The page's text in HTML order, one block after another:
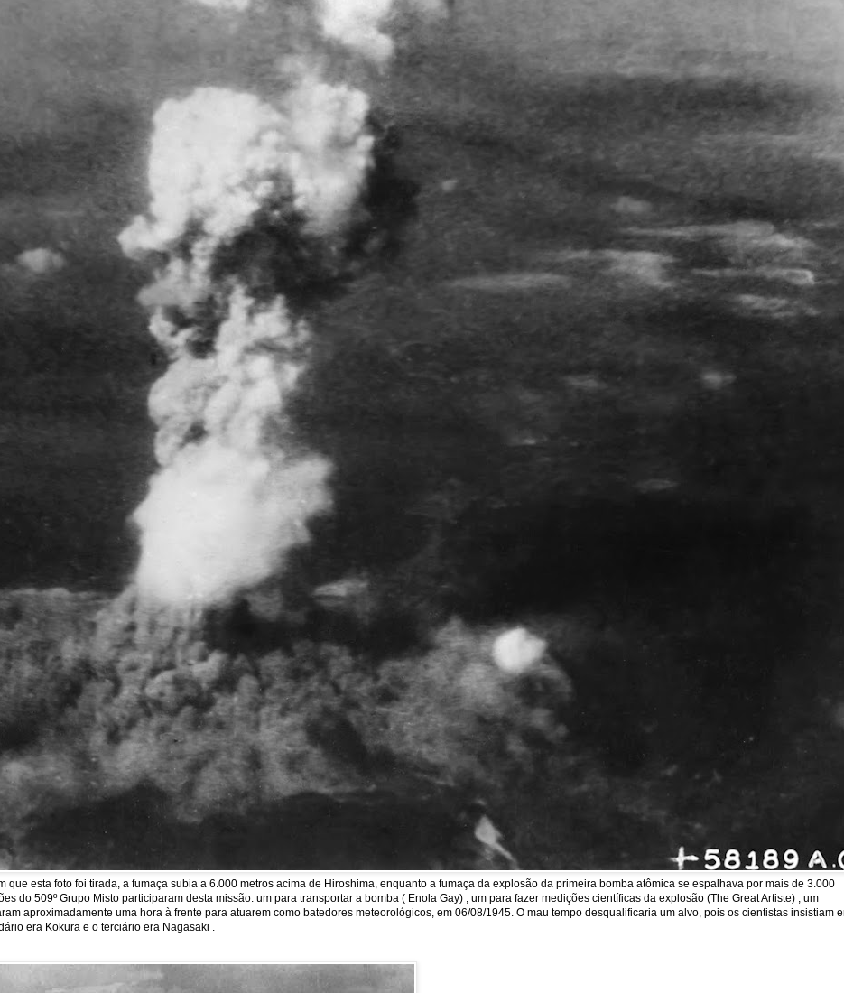
que esta foto foi tirada, a fumaça subia a 6.000 metros acima de Hiroshima, enquanto a fumaça da explosão da primeira bomba atômica se espalhava por mais de 3.000
do 509º Grupo Misto participaram desta missão: um para transportar a bomba ( Enola Gay) , um para fazer medições científicas da explosão (The Great Artiste) , um
aproximadamente uma hora à frente para atuarem como batedores meteorológicos, em 06/08/1945. O mau tempo desqualificaria um alvo, pois os cientistas insistiam
era Kokura e o terciário era Nagasaki .